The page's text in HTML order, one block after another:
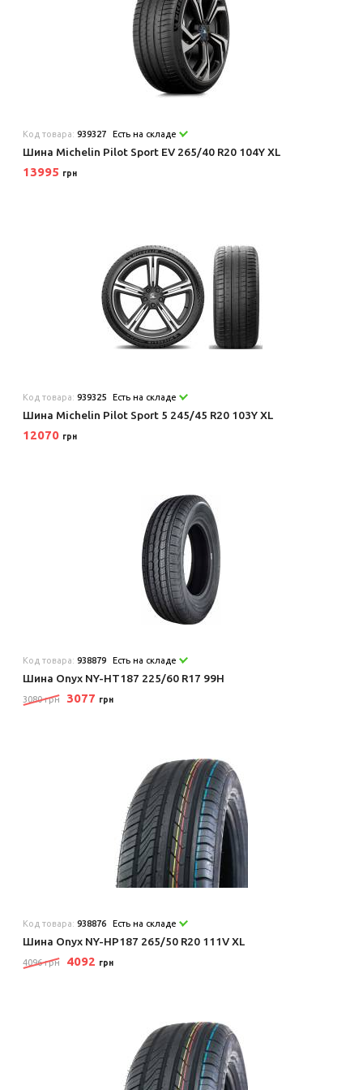
Код товара:939327 Есть на складе
Шина Michelin Pilot Sport EV 265/40 R20 104Y XL
13995 грн
Код товара:939325 Есть на складе
Шина Michelin Pilot Sport 5 245/45 R20 103Y XL
12070 грн
Код товара:938879 Есть на складе
Шина Onyx NY-HT187 225/60 R17 99H
3080 грн 3077 грн
Код товара:938876 Есть на складе
Шина Onyx NY-HP187 265/50 R20 111V XL
4096 грн 4092 грн